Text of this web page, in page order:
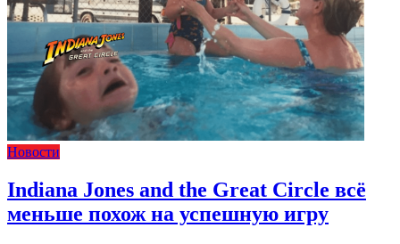
Новости
Indiana Jones and the Great Circle всё
меньше похож на успешную игру